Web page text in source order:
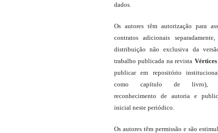
dados.
Os autores têm autorização para
contratos adicionais separadamente,
distribuição não exclusiva da
trabalho publicada na revista Vértices
publicar em repositório
como capítulo de livro),
reconhecimento de autoria e
inicial neste periódico.
Os autores têm permissão e são